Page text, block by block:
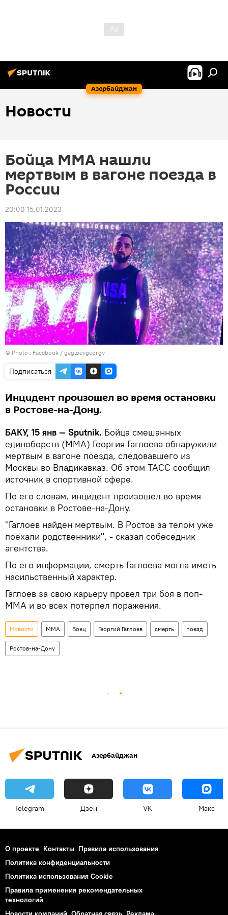
Азербайджан
Новости
Бойца ММА нашли
мертвым в вагоне поезда в
России
20:00 15.01.2023
© Photo : Facebook / gagloevgeorgy
Подписаться
Инцидент произошел во время остановки
в Ростове-на-Дону.
БАКУ, 15 янв — Sputnik. Бойца смешанных
единоборств (ММА) Георгия Гаглоева обнаружили
мертвым в вагоне поезда, следовавшего из
Москвы во Владикавказ. Об этом ТАСС сообщил
источник в спортивной сфере.
По его словам, инцидент произошел во время
остановки в Ростове-на-Дону.
"Гаглоев найден мертвым. В Ростов за телом уже
поехали родственники", - сказал собеседник
агентства.
По его информации, смерть Гаглоева могла иметь
насильственный характер.
Гаглоев за свою карьеру провел три боя в поп-
ММА и во всех потерпел поражения.
Новости ММА Боец Георгий Гаглоев смерть поезд
Ростов-на-Дону
Азербайджан
Telegram Дзен VK Макс
О проекте Контакты Правила использования
Политика конфиденциальности
Политика использования Cookie
Правила применения рекомендательных
технологий